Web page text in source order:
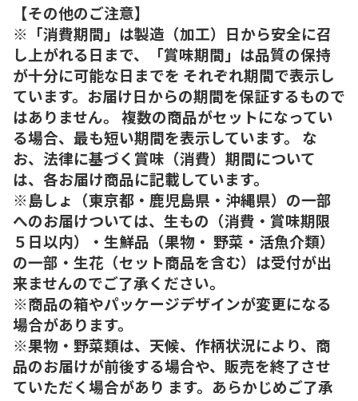
【その他のご注意】
※「消費期間」は製造（加工）日から安全に召
し上がれる日まで、「賞味期間」は品質の保持
が十分に可能な日までを それぞれ期間で表示し
ています。お届け日からの期間を保証するもので
はありません。 複数の商品がセットになってい
る場合、最も短い期間を表示しています。 な
お、法律に基づく賞味（消費）期間について
は、各お届け商品に記載しています。
※島しょ（東京都・鹿児島県・沖縄県）の一部
へのお届けついては、生もの（消費・賞味期限
５日以内）・生鮮品（果物・ 野菜・活魚介類）
の一部・生花（セット商品を含む）は受付が出
来ませんのでご了承ください。
※商品の箱やパッケージデザインが変更になる
場合があります。
※果物・野菜類は、天候、作柄状況により、商
品のお届けが前後する場合や、販売を終了させ
ていただく場合があり ます。あらかじめご了承